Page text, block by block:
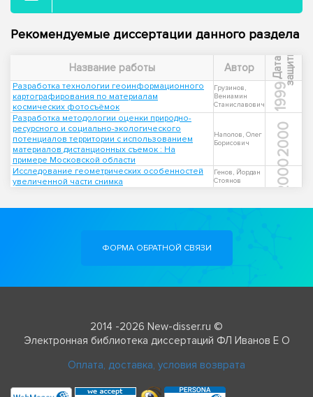
Рекомендуемые диссертации данного раздела
Название работы Автор Д
а
т
а
з
а
щ
и
т ы
Разработка технологии геоинформационного
картографирования по материалам
космических фотосъёмок
Грузинов,
Вениамин
Станиславович
1999
Разработка методологии оценки природно-
ресурсного и социально-экологического
потенциалов территории с использованием
материалов дистанционных съемок : На
примере Московской области
Наполов, Олег
Борисович
2000
Исследование геометрических особенностей
увеличенной части снимка
Генов, Йордан
Стоянов
2000
ФОРМА ОБРАТНОЙ СВЯЗИ
2014 -2026 New-disser.ru ©
Электронная библиотека диссертаций ФЛ Иванов Е О
Оплата, доставка, условия возврата